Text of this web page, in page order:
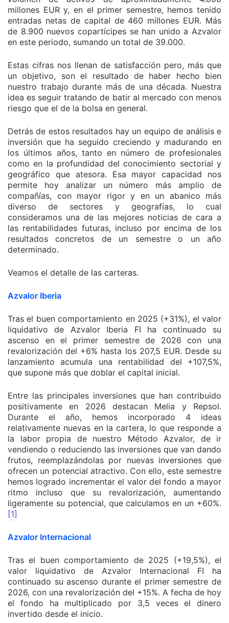
millones EUR y, en el primer semestre, hemos tenido
entradas netas de capital de 460 millones EUR. Más
de 8.900 nuevos copartícipes se han unido a Azvalor
en este periodo, sumando un total de 39.000.
Estas cifras nos llenan de satisfacción pero, más que
un objetivo, son el resultado de haber hecho bien
nuestro trabajo durante más de una década. Nuestra
idea es seguir tratando de batir al mercado con menos
riesgo que el de la bolsa en general.
Detrás de estos resultados hay un equipo de análisis e
inversión que ha seguido creciendo y madurando en
los últimos años, tanto en número de profesionales
como en la profundidad del conocimiento sectorial y
geográfico que atesora. Esa mayor capacidad nos
permite hoy analizar un número más amplio de
compañías, con mayor rigor y en un abanico más
diverso de sectores y geografías, lo cual
consideramos una de las mejores noticias de cara a
las rentabilidades futuras, incluso por encima de los
resultados concretos de un semestre o un año
determinado.
Veamos el detalle de las carteras.
Azvalor Iberia
Tras el buen comportamiento en 2025 (+31%), el valor
liquidativo de Azvalor Iberia FI ha continuado su
ascenso en el primer semestre de 2026 con una
revalorización del +6% hasta los 207,5 EUR. Desde su
lanzamiento acumula una rentabilidad del +107,5%,
que supone más que doblar el capital inicial.
Entre las principales inversiones que han contribuido
positivamente en 2026 destacan Melia y Repsol.
Durante el año, hemos incorporado 4 ideas
relativamente nuevas en la cartera, lo que responde a
la labor propia de nuestro Método Azvalor, de ir
vendiendo o reduciendo las inversiones que van dando
frutos, reemplazándolas por nuevas inversiones que
ofrecen un potencial atractivo. Con ello, este semestre
hemos logrado incrementar el valor del fondo a mayor
ritmo incluso que su revalorización, aumentando
ligeramente su potencial, que calculamos en un +60%.
[1]
Azvalor Internacional
Tras el buen comportamiento de 2025 (+19,5%), el
valor liquidativo de Azvalor Internacional FI ha
continuado su ascenso durante el primer semestre de
2026, con una revalorización del +15%. A fecha de hoy
el fondo ha multiplicado por 3,5 veces el dinero
invertido desde el inicio.